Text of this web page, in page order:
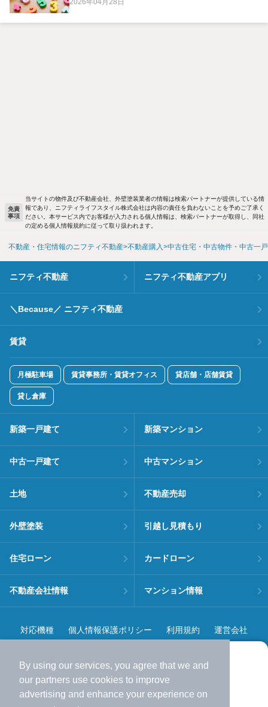
By using our services, you agree that we and
our partners use cookies to improve
advertising and enhance your experience on
より使いやすくなった
アプリで物件探ししませんか？
サクサク動く地図で物件検索
免責
事項
当サイトの物件及び不動産会社、外壁塗装業者の情報は検索パートナーが提供している情
報であり、ニフティライフスタイル株式会社は内容の責任を負わないことを予めご了承く
ださい。本サービス内でお客様が入力される個人情報は、検索パートナーが取得し、同社
の定める個人情報規約に従って取り扱われます。
不動産・住宅情報のニフティ不動産 不動産購入 中古住宅・中古物件・中古一
ニフティ不動産 ニフティ不動産アプリ
＼Because／ ニフティ不動産
賃貸
月極駐車場 賃貸事務所・賃貸オフィス 貸店舗・店舗賃貸
貸し倉庫
新築一戸建て 新築マンション
中古一戸建て 中古マンション
土地 不動産売却
外壁塗装 引越し見積もり
住宅ローン カードローン
不動産会社情報 マンション情報
対応機種 個人情報保護ポリシー 利用規約 運営会社